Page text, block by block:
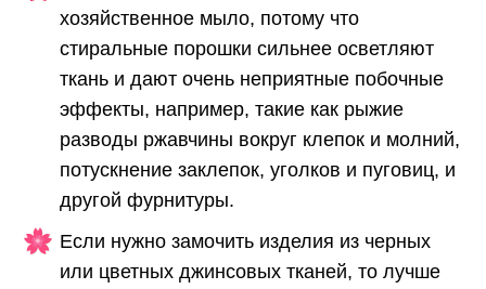
хозяйственное мыло, потому что
стиральные порошки сильнее осветляют
ткань и дают очень неприятные побочные
эффекты, например, такие как рыжие
разводы ржавчины вокруг клепок и молний,
потускнение заклепок, уголков и пуговиц, и
другой фурнитуры.
Если нужно замочить изделия из черных
или цветных джинсовых тканей, то лучше